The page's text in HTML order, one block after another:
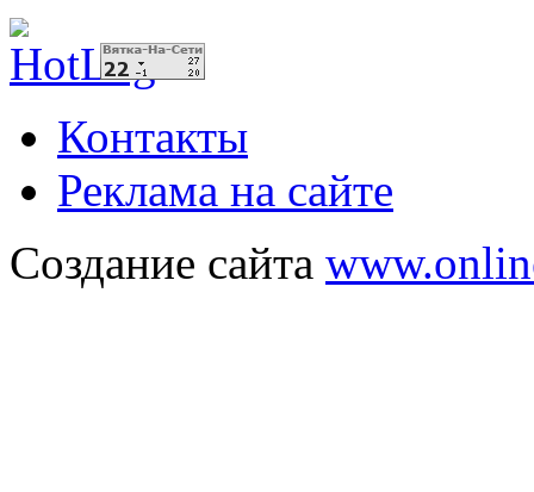
Контакты
Реклама на сайте
Создание сайта